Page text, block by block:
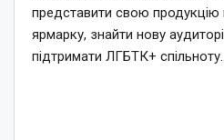
представити свою
ярмарку, знайти нову
підтримати ЛГБТК+ спільноту.